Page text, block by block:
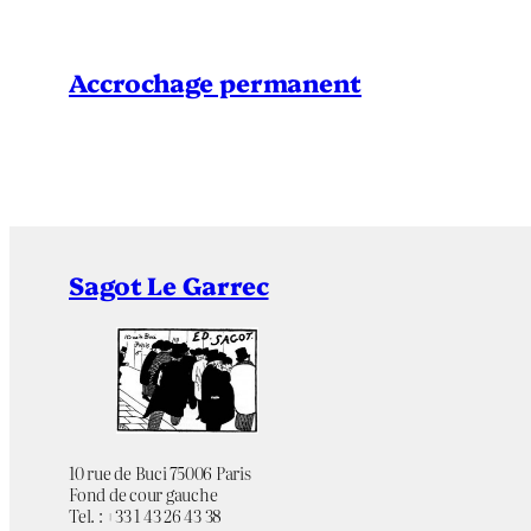
Accrochage permanent
Sagot Le Garrec
10 rue de Buci 75006 Paris
Fond de cour gauche
Tel. : +33 1 43 26 43 38